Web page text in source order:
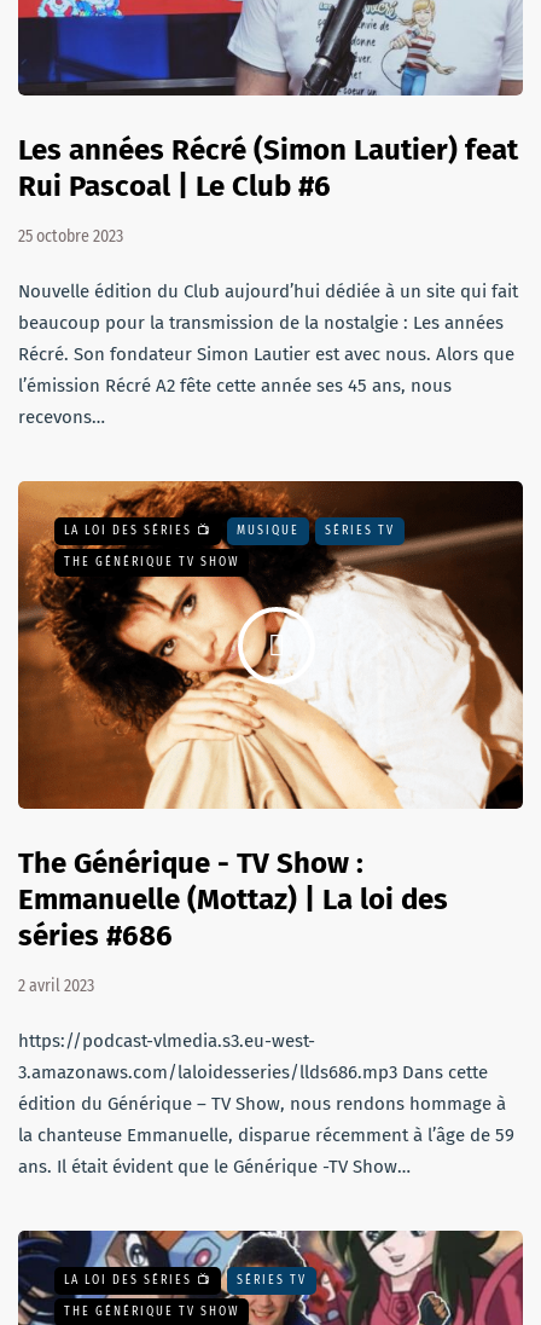
Les années Récré (Simon Lautier) feat
Rui Pascoal | Le Club #6
25 octobre 2023
Nouvelle édition du Club aujourd’hui dédiée à un site qui fait
beaucoup pour la transmission de la nostalgie : Les années
Récré. Son fondateur Simon Lautier est avec nous. Alors que
l’émission Récré A2 fête cette année ses 45 ans, nous
recevons…
LA LOI DES SÉRIES 📺 MUSIQUE SÉRIES TV
THE GÉNÉRIQUE TV SHOW
The Générique - TV Show :
Emmanuelle (Mottaz) | La loi des
séries #686
2 avril 2023
https://podcast-vlmedia.s3.eu-west-
3.amazonaws.com/laloidesseries/llds686.mp3 Dans cette
édition du Générique – TV Show, nous rendons hommage à
la chanteuse Emmanuelle, disparue récemment à l’âge de 59
ans. Il était évident que le Générique -TV Show…
LA LOI DES SÉRIES 📺 SÉRIES TV
THE GÉNÉRIQUE TV SHOW